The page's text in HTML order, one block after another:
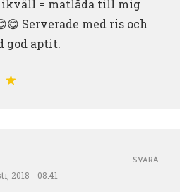
ikväll = matlåda till mig
Serverade med ris och
god aptit.
2018 - 08:41
SVARA